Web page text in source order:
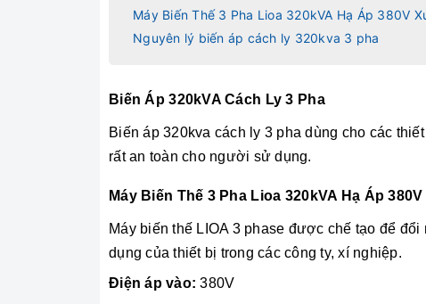
Máy Biến Thế 3 Pha Lioa 320kVA Hạ Áp 380V
Nguyên lý biến áp cách ly 320kva 3 pha
Biến Áp 320kVA Cách Ly 3 Pha
Biến áp 320kva cách ly 3 pha dùng cho các
rất an toàn cho người sử dụng.
Máy Biến Thế 3 Pha Lioa 320kVA Hạ Áp
Máy biến thế LIOA 3 phase được chế tạo để
dụng của thiết bị trong các công ty, xí nghiệp.
Điện áp vào:380V